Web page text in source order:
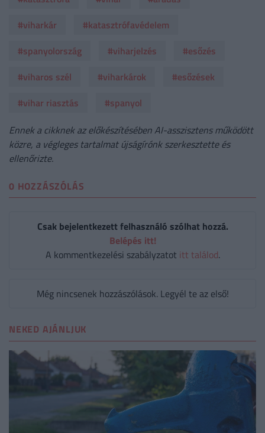
#viharkár
#katasztrófavédelem
#spanyolország
#viharjelzés
#esőzés
#viharos szél
#viharkárok
#esőzések
#vihar riasztás
#spanyol
Ennek a cikknek az előkészítésében AI-asszisztens működött
közre, a végleges tartalmat újságírónk szerkesztette és
ellenőrizte.
0 HOZZÁSZÓLÁS
Csak bejelentkezett felhasználó szólhat hozzá.
Belépés itt!
A kommentkezelési szabályzatot itt találod.
Még nincsenek hozzászólások. Legyél te az első!
NEKED AJÁNLJUK